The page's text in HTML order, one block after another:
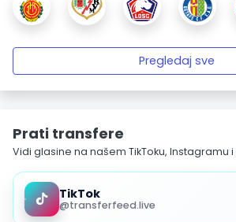
Pregledaj sve
Prati transfere
Vidi glasine na našem TikToku, Instagramu i
TikTok
@transferfeed.live